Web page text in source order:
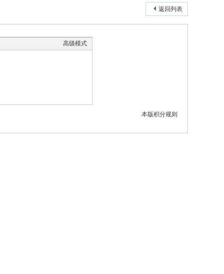
返回列表
高级模式
本版积分规则